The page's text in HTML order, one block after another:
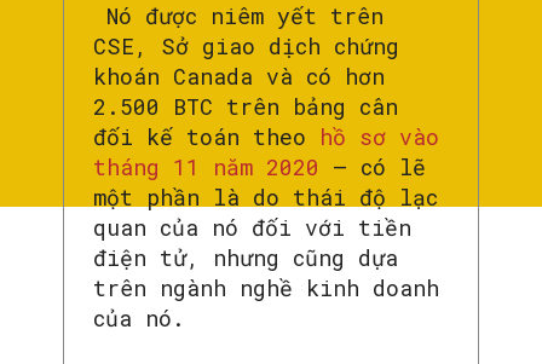
Nó được niêm yết trên
CSE, Sở giao dịch chứng
khoán Canada và có hơn
2.500 BTC trên bảng cân
đối kế toán theo hồ sơ vào
tháng 11 năm 2020 – có lẽ
một phần là do thái độ lạc
quan của nó đối với tiền
điện tử, nhưng cũng dựa
trên ngành nghề kinh doanh
của nó.